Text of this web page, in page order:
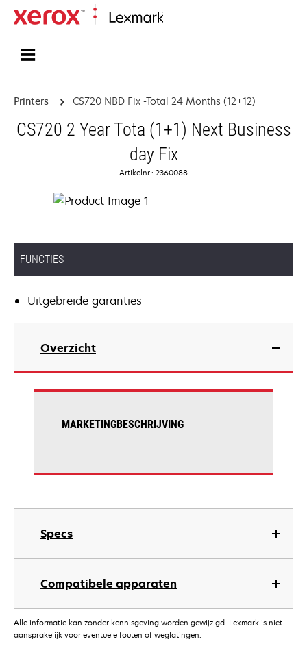
Printers CS720 NBD Fix -Total 24 Months (12+12)
CS720 2 Year Tota (1+1) Next Business
day Fix
Artikelnr.: 2360088
FUNCTIES
Uitgebreide garanties
Overzicht
Specs
Compatibele apparaten
MARKETINGBESCHRIJVING
Alle informatie kan zonder kennisgeving worden gewijzigd. Lexmark is niet
aansprakelijk voor eventuele fouten of weglatingen.